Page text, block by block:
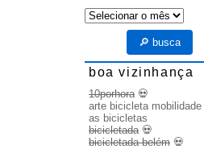
arquivo
🔎 busca
boa vizinhança
10porhora💀
arte bicicleta mobilidade
as bicicletas
bicicletada💀
bicicletada belém 💀